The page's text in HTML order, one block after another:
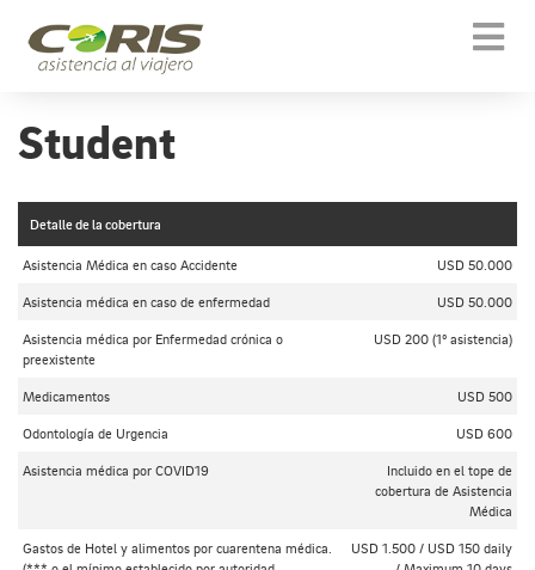
Student
Detalle de la cobertura
Asistencia Médica en caso Accidente USD 50.000
Asistencia médica en caso de enfermedad USD 50.000
Asistencia médica por Enfermedad crónica o
preexistente
USD 200 (1º asistencia)
Medicamentos USD 500
Odontología de Urgencia USD 600
Asistencia médica por COVID19
Incluido en el tope de
cobertura de Asistencia
Médica
Gastos de Hotel y alimentos por cuarentena médica.
USD 1.500 / USD 150 daily